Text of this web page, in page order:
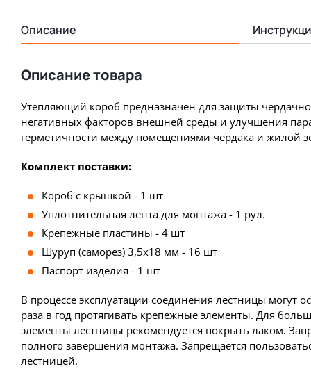
Описание
Описание товара
Утепляющий короб предназначен для защиты
негативных факторов внешней среды и улучшения
герметичности между помещениями чердака и жилой
Комплект поставки:
Короб с крышкой - 1 шт
Уплотнительная лента для монтажа - 1 рул.
Крепежные пластины - 4 шт
Шуруп (саморез) 3,5х18 мм - 16 шт
Паспорт изделия - 1 шт
В процессе эксплуатации соединения лестницы могут
раза в год протягивать крепежные элементы. Для
элементы лестницы рекомендуется покрыть лаком.
полного завершения монтажа. Запрещается
лестницей.